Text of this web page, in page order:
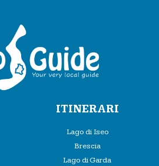
ITINERARI
Lago di Iseo
Brescia
Lago di Garda